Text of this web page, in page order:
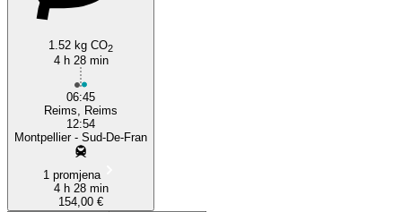
1.52 kg CO2
4 h 28 min
06:45
Reims, Reims
12:54
Montpellier - Sud-De-Fran
1 promjena
4 h 28 min
154,00 €